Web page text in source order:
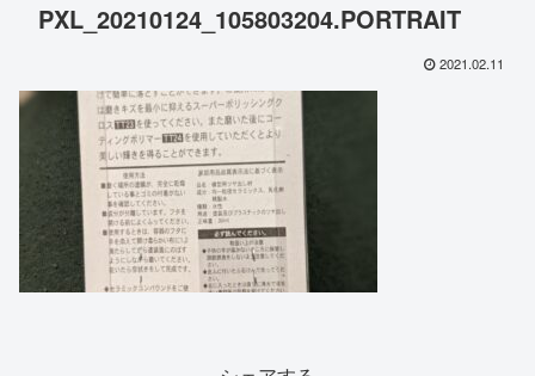
PXL_20210124_105803204.PORTRAIT
2021.02.11